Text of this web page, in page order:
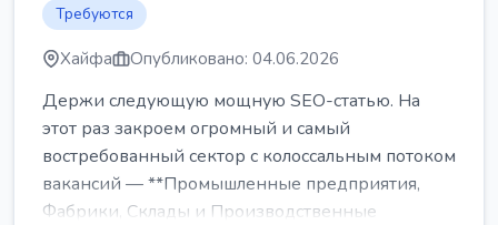
Требуются
Хайфа Опубликовано: 04.06.2026
Держи следующую мощную SEO-статью. На
этот раз закроем огромный и самый
востребованный сектор с колоссальным потоком
вакансий — **Промышленные предприятия,
Фабрики, Склады и Производственные